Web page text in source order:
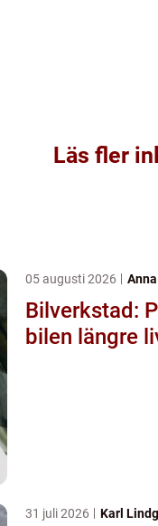
Läs fler
05 augusti 2026
Bilverkstad:
bilen längre
31 juli 2026 Karl